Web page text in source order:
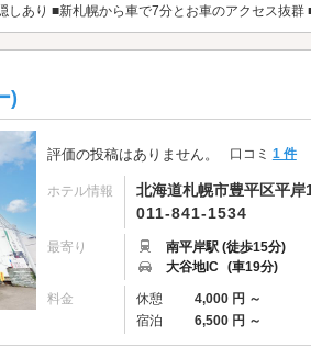
しあり ■新札幌から車で7分とお車のアクセス抜
)
評価の投稿はありません。 口コミ 1 件
ホテル情報
北海道札幌市豊平区平
011-841-1534
最寄り
南平岸駅 (徒歩15分)
大谷地IC (車19分)
料金 休憩 4,000 円 ～
宿泊
6,500 円 ～